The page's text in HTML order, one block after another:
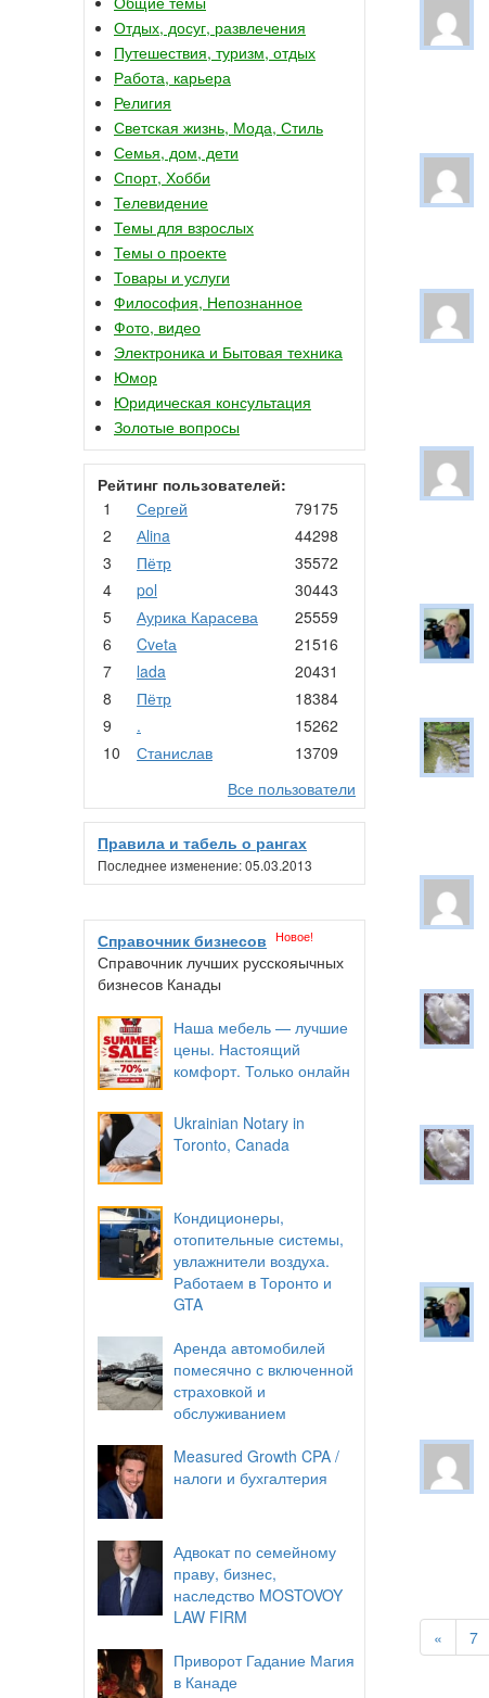
Отдых, досуг, развлечения
Путешествия, туризм, отдых
Работа, карьера
Религия
Светская жизнь, Мода, Стиль
Семья, дом, дети
Спорт, Хобби
Телевидение
Темы для взрослых
Темы о проекте
Товары и услуги
Философия, Непознанное
Фото, видео
Электроника и Бытовая техника
Юмор
Юридическая консультация
Золотые вопросы
Рейтинг пользователей:
1
Сергей
79175
2
Аlina
44298
3
Пётр
35572
4
pol
30443
5
Аурика Карасева
25559
6
Cvеtа
21516
7
lada
20431
8
Пётр
18384
9
.
15262
10
Станислав
13709
Все пользователи
Правила и табель о рангах
Последнее изменение: 05.03.2013
Справочник бизнесов Новое!
Справочник лучших русскояычных
бизнесов Канады
Наша мебель — лучшие
цены. Настоящий
комфорт. Только онлайн
Ukrainian Notary in
Toronto, Canada
Кондиционеры,
отопительные системы,
увлажнители воздуха.
Работаем в Торонто и
GTA
Аренда автомобилей
помесячно с включенной
страховкой и
обслуживанием
Measured Growth CPA /
налоги и бухгалтерия
Адвокат по семейному
праву, бизнес,
наследство MOSTOVOY
LAW FIRM
Приворот Гадание Магия
в Канаде
« 7